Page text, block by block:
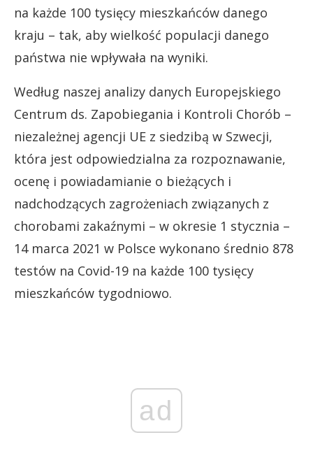
na każde 100 tysięcy mieszkańców danego
kraju – tak, aby wielkość populacji danego
państwa nie wpływała na wyniki.
Według naszej analizy danych Europejskiego
Centrum ds. Zapobiegania i Kontroli Chorób –
niezależnej agencji UE z siedzibą w Szwecji,
która jest odpowiedzialna za rozpoznawanie,
ocenę i powiadamianie o bieżących i
nadchodzących zagrożeniach związanych z
chorobami zakaźnymi – w okresie 1 stycznia –
14 marca 2021 w Polsce wykonano średnio 878
testów na Covid-19 na każde 100 tysięcy
mieszkańców tygodniowo.
ad